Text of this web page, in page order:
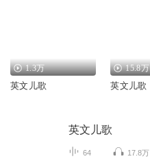
1.3万
英文儿歌
15.8万
英文儿歌
英文儿歌
64 17.8万